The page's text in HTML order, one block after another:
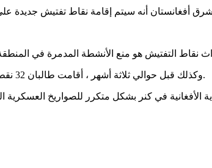
وكذلك قبل حوالي ثلاثة أشهر ، أقامت طالبان 32 نقطة تفتيش جديدة على طول خط ديورند في عدد من مدن مقاطعة كنر.